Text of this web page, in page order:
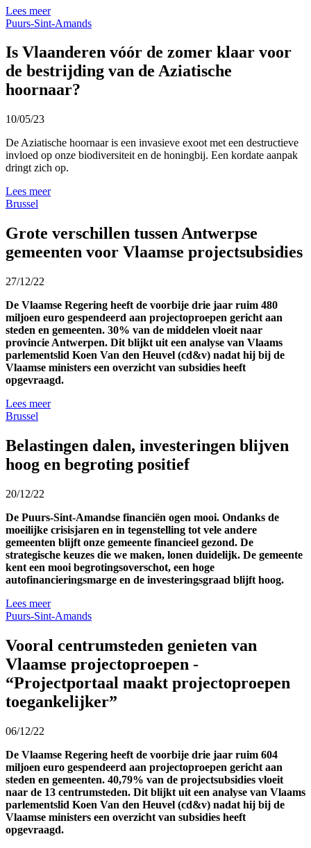
Lees meer
Puurs-Sint-Amands
Is Vlaanderen vóór de zomer klaar voor
de bestrijding van de Aziatische
hoornaar?
10/05/23
De Aziatische hoornaar is een invasieve exoot met een destructieve
invloed op onze biodiversiteit en de honingbij. Een kordate aanpak
dringt zich op.
Lees meer
Brussel
Grote verschillen tussen Antwerpse
gemeenten voor Vlaamse projectsubsidies
27/12/22
De Vlaamse Regering heeft de voorbije drie jaar ruim 480
miljoen euro gespendeerd aan projectoproepen gericht aan
steden en gemeenten. 30% van de middelen vloeit naar
provincie Antwerpen. Dit blijkt uit een analyse van Vlaams
parlementslid Koen Van den Heuvel (cd&v) nadat hij bij de
Vlaamse ministers een overzicht van subsidies heeft
opgevraagd.
Lees meer
Brussel
Belastingen dalen, investeringen blijven
hoog en begroting positief
20/12/22
De Puurs-Sint-Amandse financiën ogen mooi. Ondanks de
moeilijke crisisjaren en in tegenstelling tot vele andere
gemeenten blijft onze gemeente financieel gezond. De
strategische keuzes die we maken, lonen duidelijk. De gemeente
kent een mooi begrotingsoverschot, een hoge
autofinancieringsmarge en de investeringsgraad blijft hoog.
Lees meer
Puurs-Sint-Amands
Vooral centrumsteden genieten van
Vlaamse projectoproepen -
“Projectportaal maakt projectoproepen
toegankelijker”
06/12/22
De Vlaamse Regering heeft de voorbije drie jaar ruim 604
miljoen euro gespendeerd aan projectoproepen gericht aan
steden en gemeenten. 40,79% van de projectsubsidies vloeit
naar de 13 centrumsteden. Dit blijkt uit een analyse van Vlaams
parlementslid Koen Van den Heuvel (cd&v) nadat hij bij de
Vlaamse ministers een overzicht van subsidies heeft
opgevraagd.